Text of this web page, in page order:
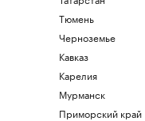
Тюмень
Черноземье
Кавказ
Карелия
Мурманск
Приморский край